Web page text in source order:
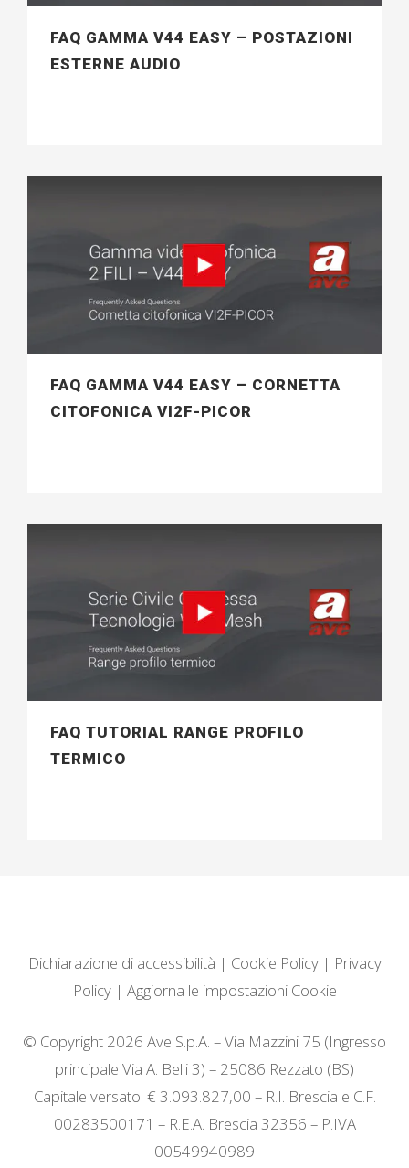
FAQ GAMMA V44 EASY – POSTAZIONI
ESTERNE AUDIO
FAQ GAMMA V44 EASY – CORNETTA
CITOFONICA VI2F-PICOR
FAQ TUTORIAL RANGE PROFILO
TERMICO
Dichiarazione di accessibilità | Cookie Policy| Privacy
Policy| Aggiorna le impostazioni Cookie
© Copyright 2026 Ave S.p.A. – Via Mazzini 75 (Ingresso
principale Via A. Belli 3) – 25086 Rezzato (BS)
Capitale versato: € 3.093.827,00 – R.I. Brescia e C.F.
00283500171 – R.E.A. Brescia 32356 – P.IVA
00549940989